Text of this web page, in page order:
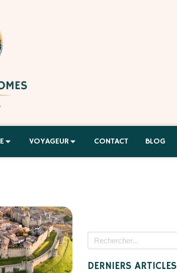
VOYAGEUR CONTACT BLOG
Rechercher
DERNIERS ARTICLES